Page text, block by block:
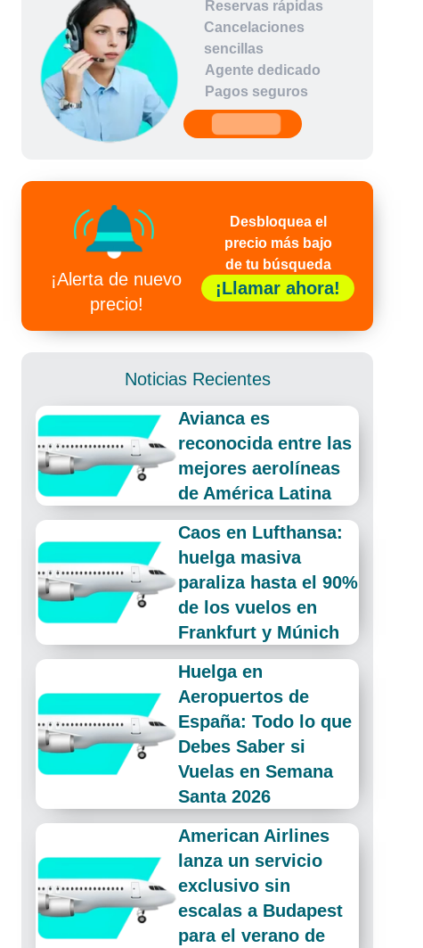
Reservas rápidas
Cancelaciones
sencillas
Agente dedicado
Pagos seguros
¡Alerta de nuevo
precio!
Desbloquea el
precio más bajo
de tu búsqueda
¡Llamar ahora!
Noticias Recientes
Avianca es
reconocida entre las
mejores aerolíneas
de América Latina
Caos en Lufthansa:
huelga masiva
paraliza hasta el 90%
de los vuelos en
Frankfurt y Múnich
Huelga en
Aeropuertos de
España: Todo lo que
Debes Saber si
Vuelas en Semana
Santa 2026
American Airlines
lanza un servicio
exclusivo sin
escalas a Budapest
para el verano de